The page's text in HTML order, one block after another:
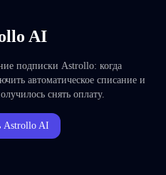
AI
подписки Astrollo: когда
автоматическое списание и
снять оплату.
Astrollo AI